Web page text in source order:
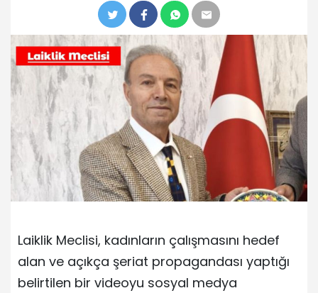
Laiklik Meclisi, kadınların çalışmasını hedef
alan ve açıkça şeriat propagandası yaptığı
belirtilen bir videoyu sosyal medya